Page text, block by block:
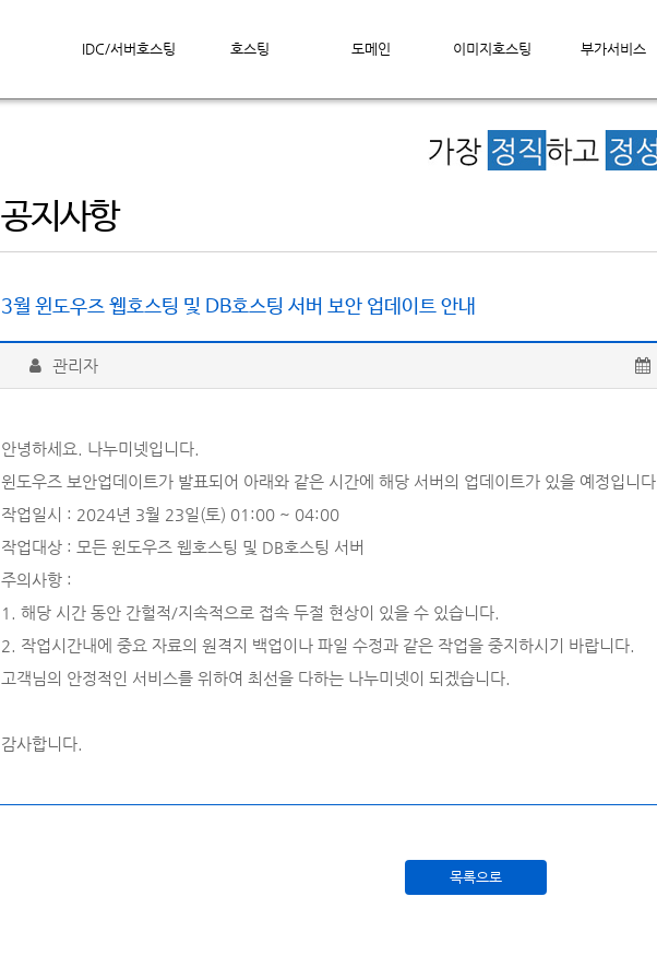
IDC/서버호스팅 호스팅 도메인 이미지호스팅 부가서비스
공지사항
3월 윈도우즈 웹호스팅 및 DB호스팅 서버 보안 업데이트 안내
관리자
안녕하세요. 나누미넷입니다.
윈도우즈 보안업데이트가 발표되어 아래와 같은 시간에 해당 서버의 업데이트가 있을 예정입니다.
작업일시 : 2024년 3월 23일(토) 01:00 ~ 04:00
작업대상 : 모든 윈도우즈 웹호스팅 및 DB호스팅 서버
주의사항 :
1. 해당 시간 동안 간헐적/지속적으로 접속 두절 현상이 있을 수 있습니다.
2. 작업시간내에 중요 자료의 원격지 백업이나 파일 수정과 같은 작업을 중지하시기 바랍니다.
고객님의 안정적인 서비스를 위하여 최선을 다하는 나누미넷이 되겠습니다.
감사합니다.
목록으로